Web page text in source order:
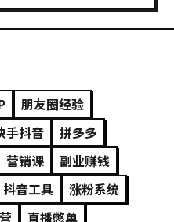
朋友圈经验
手抖音
拼多多
营销课
副业赚钱
抖音工具
涨粉系统
直播憋单